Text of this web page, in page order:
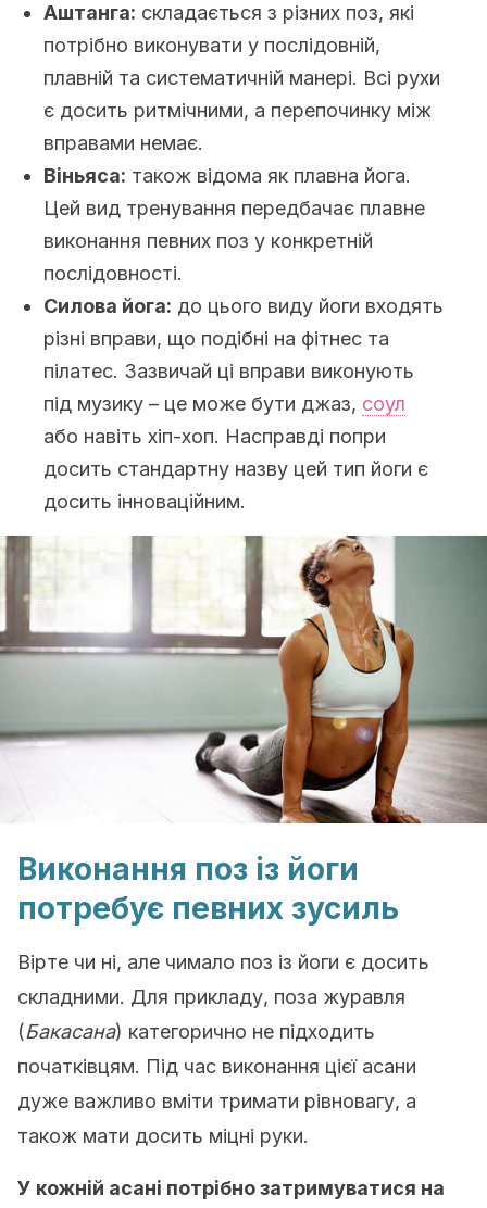
Аштанга: складається з різних поз, які
потрібно виконувати у послідовній,
плавній та систематичній манері. Всі рухи
є досить ритмічними, а перепочинку між
вправами немає.
Віньяса: також відома як плавна йога.
Цей вид тренування передбачає плавне
виконання певних поз у конкретній
послідовності.
Силова йога: до цього виду йоги входять
різні вправи, що подібні на фітнес та
пілатес. Зазвичай ці вправи виконують
під музику – це може бути джаз, соул
або навіть хіп-хоп. Насправді попри
досить стандартну назву цей тип йоги є
досить інноваційним.
Виконання поз із йоги
потребує певних зусиль
Вірте чи ні, але чимало поз із йоги є досить
складними. Для прикладу, поза журавля
(Бакасана) категорично не підходить
початківцям. Під час виконання цієї асани
дуже важливо вміти тримати рівновагу, а
також мати досить міцні руки.
У кожній асані потрібно затримуватися на